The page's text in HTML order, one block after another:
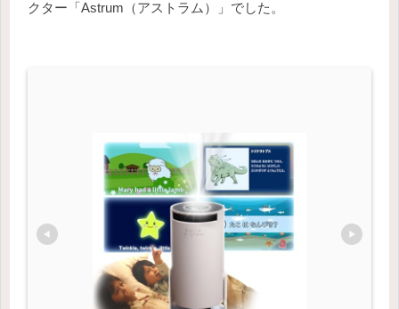
クター「Astrum（アストラム）」でした。